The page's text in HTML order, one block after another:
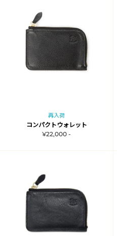
再入荷
コンパクトウォレット
¥22,000 -